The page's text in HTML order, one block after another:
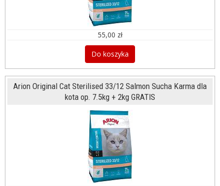
55,00 zł
Do koszyka
Arion Original Cat Sterilised 33/12 Salmon Sucha Karma dla
kota op. 7.5kg + 2kg GRATIS